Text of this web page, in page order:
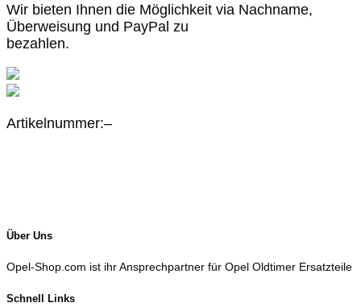
Wir bieten Ihnen die Möglichkeit via Nachname,
Überweisung und PayPal zu
bezahlen.
Artikelnummer:–
Über Uns
Opel-Shop.com ist ihr Ansprechpartner für Opel Oldtimer Ersatzteile
Schnell Links